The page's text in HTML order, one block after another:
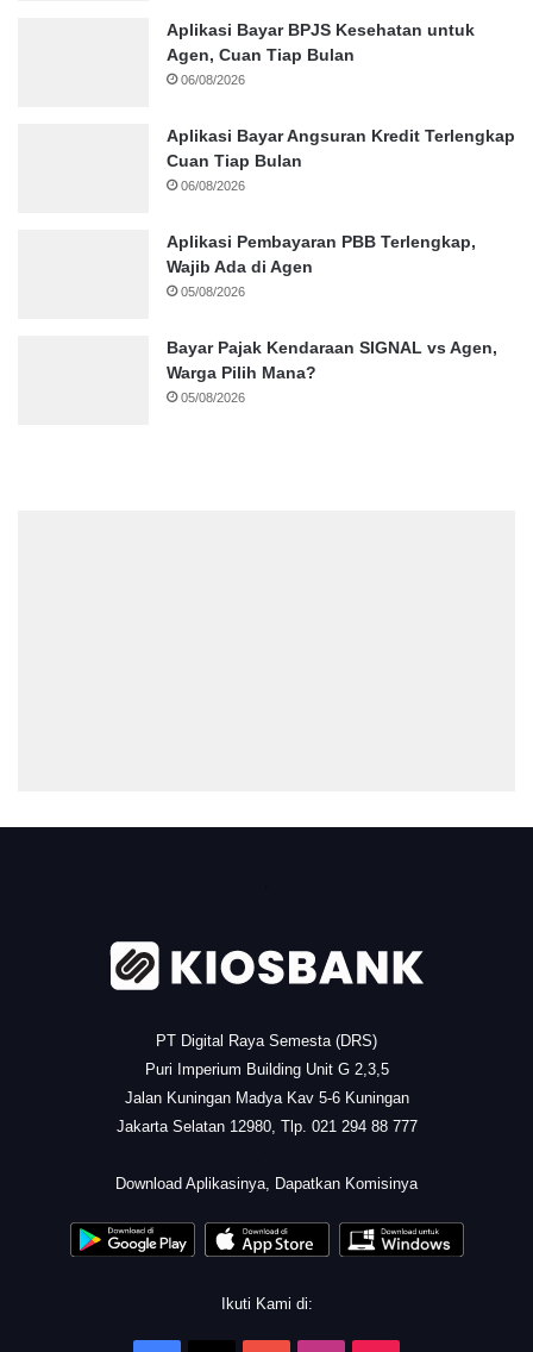
Aplikasi Bayar BPJS Kesehatan untuk
Agen, Cuan Tiap Bulan
06/08/2026
Aplikasi Bayar Angsuran Kredit Terlengkap
Cuan Tiap Bulan
06/08/2026
Aplikasi Pembayaran PBB Terlengkap,
Wajib Ada di Agen
05/08/2026
Bayar Pajak Kendaraan SIGNAL vs Agen,
Warga Pilih Mana?
05/08/2026
PT Digital Raya Semesta (DRS)
Puri Imperium Building Unit G 2,3,5
Jalan Kuningan Madya Kav 5-6 Kuningan
Jakarta Selatan 12980, Tlp. 021 294 88 777
Download Aplikasinya, Dapatkan Komisinya
Ikuti Kami di: